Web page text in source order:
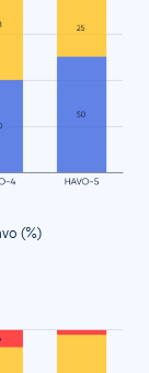
(%)